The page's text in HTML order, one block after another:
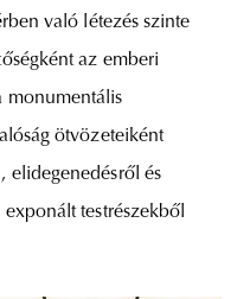
való létezés szinte
az emberi
monumentális
ötvözeteiként
elidegenedésről és
testrészekből